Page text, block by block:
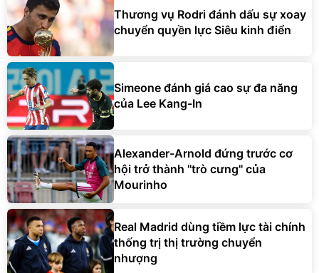
Thương vụ Rodri đánh dấu sự xoay
chuyển quyền lực Siêu kinh điển
Simeone đánh giá cao sự đa năng
của Lee Kang-In
Alexander-Arnold đứng trước cơ
hội trở thành ''trò cưng'' của
Mourinho
Real Madrid dùng tiềm lực tài chính
thống trị thị trường chuyển
nhượng